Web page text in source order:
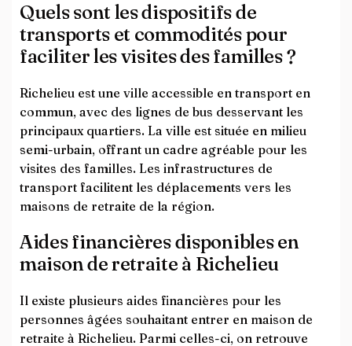
Quels sont les dispositifs de
transports et commodités pour
faciliter les visites des familles ?
Richelieu est une ville accessible en transport en
commun, avec des lignes de bus desservant les
principaux quartiers. La ville est située en milieu
semi-urbain, offrant un cadre agréable pour les
visites des familles. Les infrastructures de
transport facilitent les déplacements vers les
maisons de retraite de la région.
Aides financières disponibles en
maison de retraite à Richelieu
Il existe plusieurs aides financières pour les
personnes âgées souhaitant entrer en maison de
retraite à Richelieu. Parmi celles-ci, on retrouve